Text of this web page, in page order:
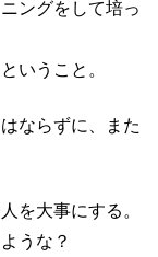
ングをして培っ
いうこと。
ならずに、また
を大事にする。
うな？